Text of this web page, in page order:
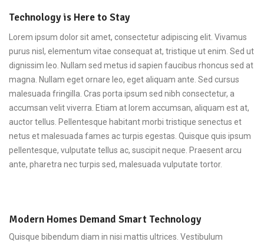
Technology is Here to Stay
Lorem ipsum dolor sit amet, consectetur adipiscing elit. Vivamus
purus nisl, elementum vitae consequat at, tristique ut enim. Sed ut
dignissim leo. Nullam sed metus id sapien faucibus rhoncus sed at
magna. Nullam eget ornare leo, eget aliquam ante. Sed cursus
malesuada fringilla. Cras porta ipsum sed nibh consectetur, a
accumsan velit viverra. Etiam at lorem accumsan, aliquam est at,
auctor tellus. Pellentesque habitant morbi tristique senectus et
netus et malesuada fames ac turpis egestas. Quisque quis ipsum
pellentesque, vulputate tellus ac, suscipit neque. Praesent arcu
ante, pharetra nec turpis sed, malesuada vulputate tortor.
Modern Homes Demand Smart Technology
Quisque bibendum diam in nisi mattis ultrices. Vestibulum